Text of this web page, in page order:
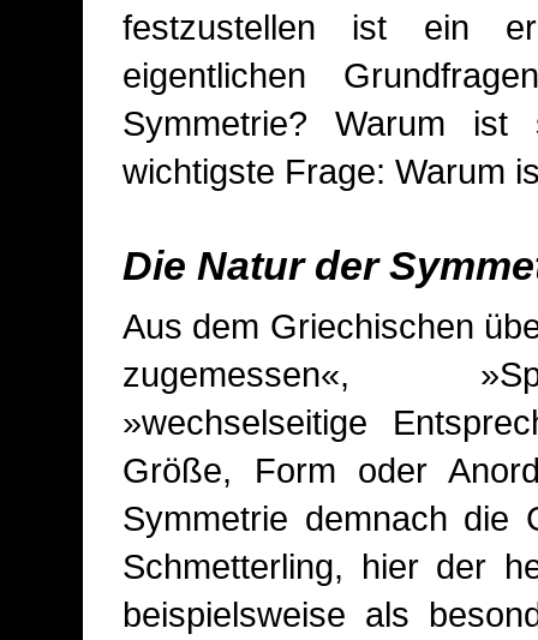
festzustellen ist ein
eigentlichen
Symmetrie? Warum
wichtigste Frage: Warum
Die Natur der
Aus dem Griechischen
zugemessen«,
»wechselseitige
Größe, Form oder
Symmetrie demnach die
Schmetterling, hier der
beispielsweise als